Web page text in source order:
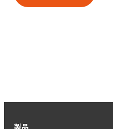
製品